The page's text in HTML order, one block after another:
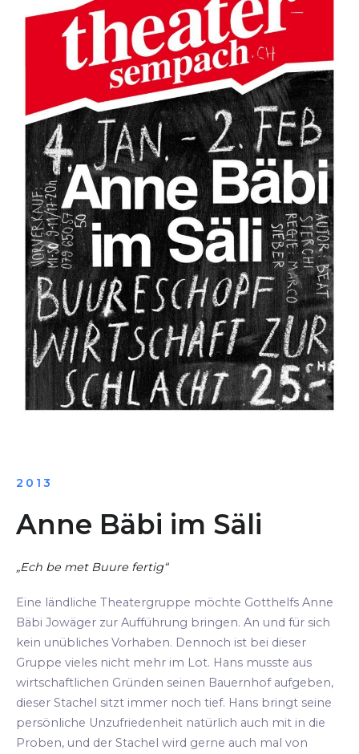
2013
Anne Bäbi im Säli
„Ech be met Buure fertig“
Eine ländliche Theatergruppe möchte Gotthelfs Anne
Bäbi Jowäger zur Aufführung bringen. An und für sich
kein unübliches Vorhaben. Dennoch ist bei dieser
Gruppe vieles nicht mehr im Lot. Hans musste aus
wirtschaftlichen Gründen seinen Bauernhof aufgeben,
dieser Stachel sitzt immer noch tief. Hans bringt seine
persönliche Unzufriedenheit natürlich auch mit in die
Proben, und der Stachel wird gerne auch mal von